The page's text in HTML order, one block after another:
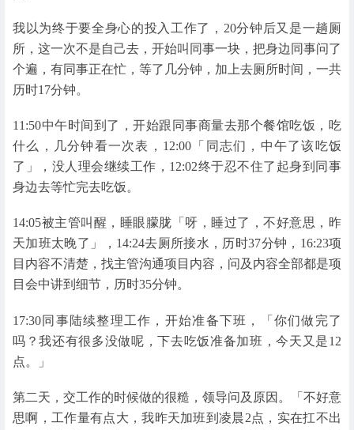
我以为终于要全身心的投入工作了，20分钟后又是一趟厕
所，这一次不是自己去，开始叫同事一块，把身边同事问了
个遍，有同事正在忙，等了几分钟，加上去厕所时间，一共
历时17分钟。
11:50中午时间到了，开始跟同事商量去那个餐馆吃饭，吃
什么，几分钟看一次表，12:00「同志们，中午了该吃饭
了」，没人理会继续工作，12:02终于忍不住了起身到同事
身边去等忙完去吃饭。
14:05被主管叫醒，睡眼朦胧「呀，睡过了，不好意思，昨
天加班太晚了」，14:24去厕所接水，历时37分钟，16:23项
目内容不清楚，找主管沟通项目内容，问及内容全部都是项
目会中讲到细节，历时35分钟。
17:30同事陆续整理工作，开始准备下班，「你们做完了
吗？我还有很多没做呢，下去吃饭准备加班，今天又是12
点。」
第二天，交工作的时候做的很糙，领导问及原因。「不好意
思啊，工作量有点大，我昨天加班到凌晨2点，实在扛不出